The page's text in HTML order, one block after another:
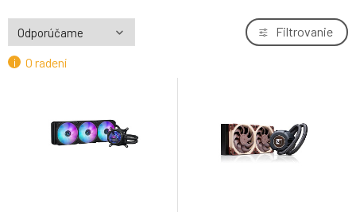
5.
ROG Strix LC III 360 all-in-one liquid CPU
NOCTUA NH-U9S
O radení
Filtrovanie